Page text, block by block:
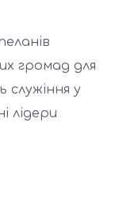
громад для
служіння у
лідери